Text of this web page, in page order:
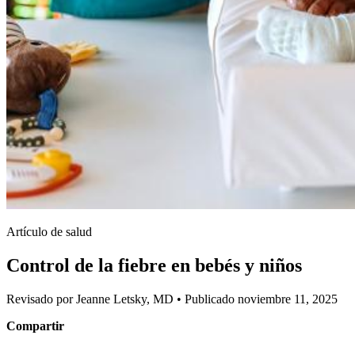
Artículo de salud
Control de la fiebre en bebés y niños
Revisado por Jeanne Letsky, MD • Publicado noviembre 11, 2025
Compartir